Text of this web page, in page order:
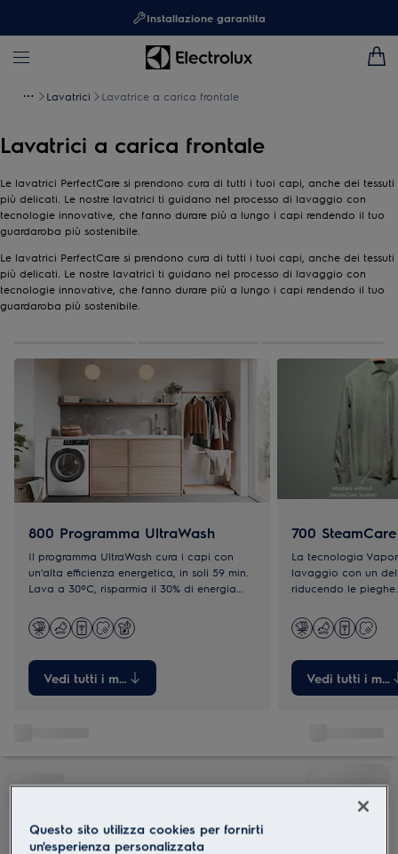
Installazione garantita
Lavatrici Lavatrice a carica frontale
Lavatrici a carica frontale
Le lavatrici PerfectCare si prendono cura di tutti i tuoi capi, anche dei tessuti
più delicati. Le nostre lavatrici ti guidano nel processo di lavaggio con
tecnologie innovative, che fanno durare più a lungo i capi rendendo il tuo
guardaroba più sostenibile.
Le lavatrici PerfectCare si prendono cura di tutti i tuoi capi, anche dei tessuti
più delicati. Le nostre lavatrici ti guidano nel processo di lavaggio con
tecnologie innovative, che fanno durare più a lungo i capi rendendo il tuo
guardaroba più sostenibile.
800 Programma UltraWash
Il programma UltraWash cura i capi con
un'alta efficienza energetica, in soli 59 min.
Lava a 30ºC, risparmia il 30% di energia
Vedi tutti i modelli
700 SteamCare
La tecnologia
lavaggio con un
riducendo le
Vedi tutti i
Questo sito utilizza cookies per fornirti
un'esperienza personalizzata